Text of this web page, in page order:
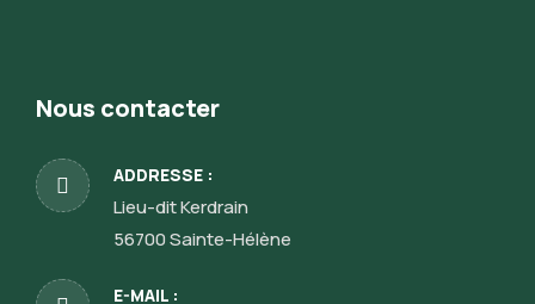
Nous contacter
ADDRESSE :
Lieu-dit Kerdrain
56700 Sainte-Hélène
E-MAIL :